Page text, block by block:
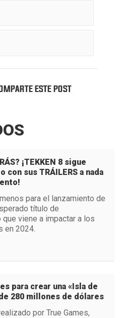
ESTE POST
¡TEKKEN 8 sigue
con sus TRÁILERS a nada
para el lanzamiento de
título de
que viene a impactar a los
en 2024.
para crear una «Isla de
280 millones de dólares
por True Games,